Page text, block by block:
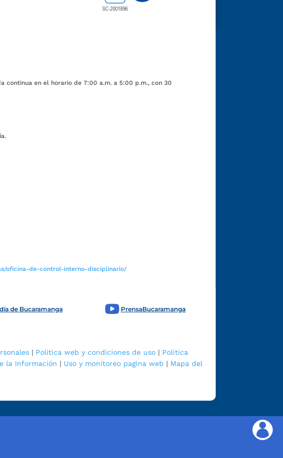
continua en el horario de 7:00 a.m. a 5:00 p.m., con 30
oficina-de-control-interno-disciplinario/
de Bucaramanga PrensaBucaramanga
| Política web y condiciones de uso | Política
la Información | Uso y monitoreo pagina web | Mapa del